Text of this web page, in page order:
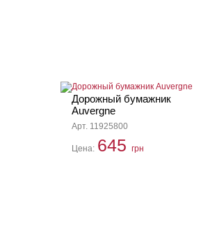
Дорожный бумажник
Auvergne
Арт. 11925800
Цена: 645 грн